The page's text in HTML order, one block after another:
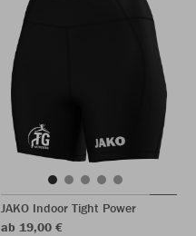
JAKO Indoor Tight Power
ab 19,00 €